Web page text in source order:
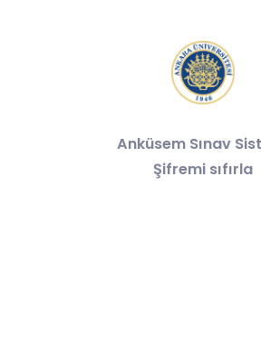
Anküsem Sınav
Şifremi sıfırla